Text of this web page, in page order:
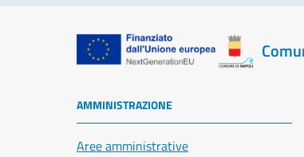
AMMINISTRAZIONE
Aree amministrative